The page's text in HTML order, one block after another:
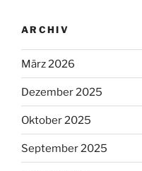
ARCHIV
März 2026
Dezember 2025
Oktober 2025
September 2025